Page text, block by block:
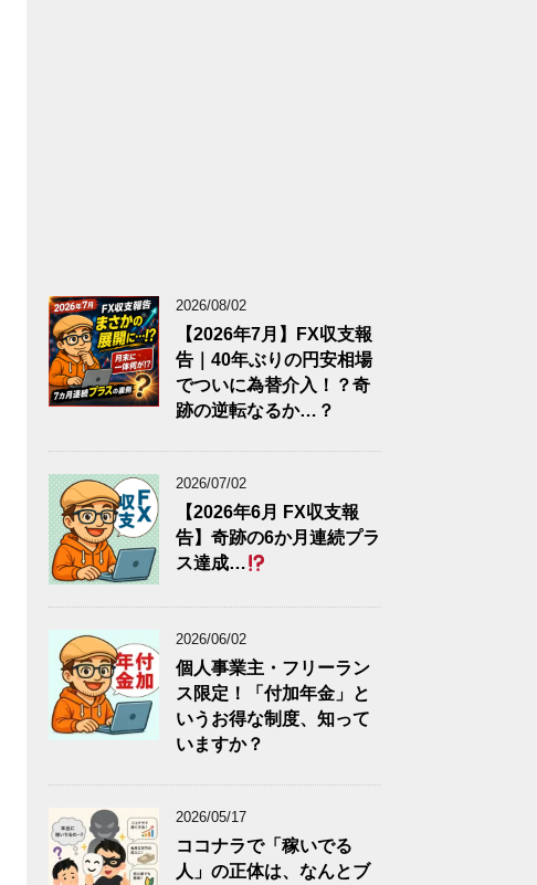
2026/08/02
【2026年7月】FX収支報
告｜40年ぶりの円安相場
でついに為替介入！？奇
跡の逆転なるか…？
2026/07/02
【2026年6月 FX収支報
告】奇跡の6か月連続プラ
ス達成…
2026/06/02
個人事業主・フリーラン
ス限定！「付加年金」と
いうお得な制度、知って
いますか？
2026/05/17
ココナラで「稼いでる
人」の正体は、なんとブ